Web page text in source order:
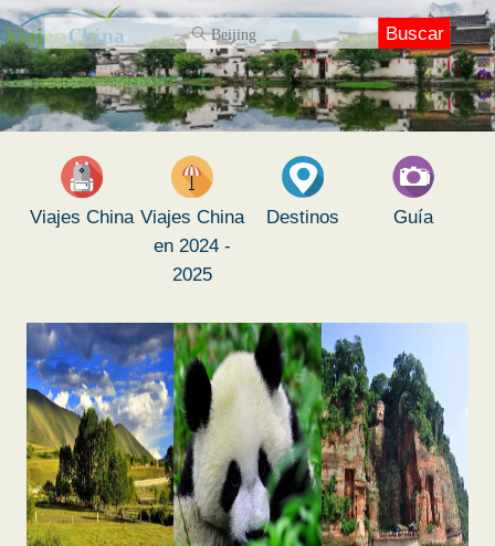
Buscar
Viajes China Viajes China
en 2024 -
2025
Destinos Guía